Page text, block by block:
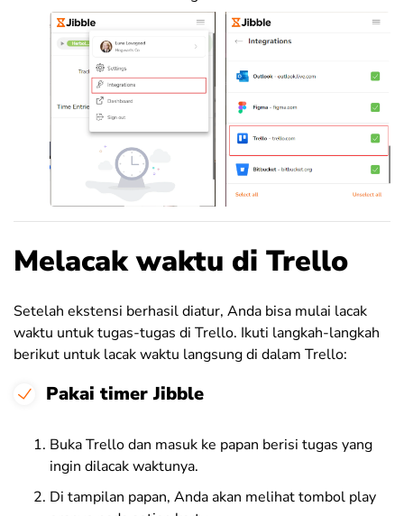
Melacak waktu di Trello
Setelah ekstensi berhasil diatur, Anda bisa mulai lacak
waktu untuk tugas-tugas di Trello. Ikuti langkah-langkah
berikut untuk lacak waktu langsung di dalam Trello:
Pakai timer Jibble
Buka Trello dan masuk ke papan berisi tugas yang
ingin dilacak waktunya.
Di tampilan papan, Anda akan melihat tombol play